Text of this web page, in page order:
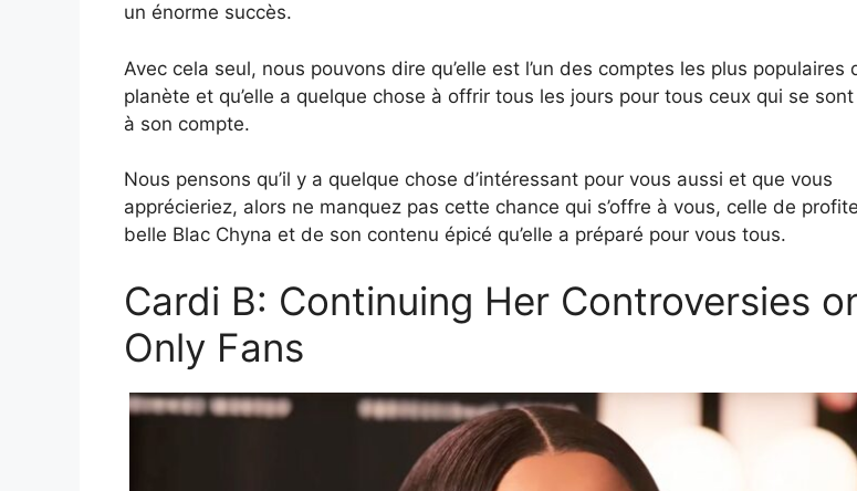
un énorme succès.
Avec cela seul, nous pouvons dire qu’elle est l’un des comptes les plus populaires
planète et qu’elle a quelque chose à offrir tous les jours pour tous ceux qui se
à son compte.
Nous pensons qu’il y a quelque chose d’intéressant pour vous aussi et que vous
apprécieriez, alors ne manquez pas cette chance qui s’offre à vous, celle de
belle Blac Chyna et de son contenu épicé qu’elle a préparé pour vous tous.
Cardi B: Continuing Her Controversies
Only Fans